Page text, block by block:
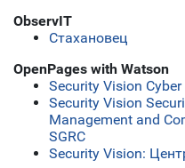
ObservIT
Стахановец
OpenPages with Watson
Security Vision
Security Vision
Management and
SGRC
Security Vision: